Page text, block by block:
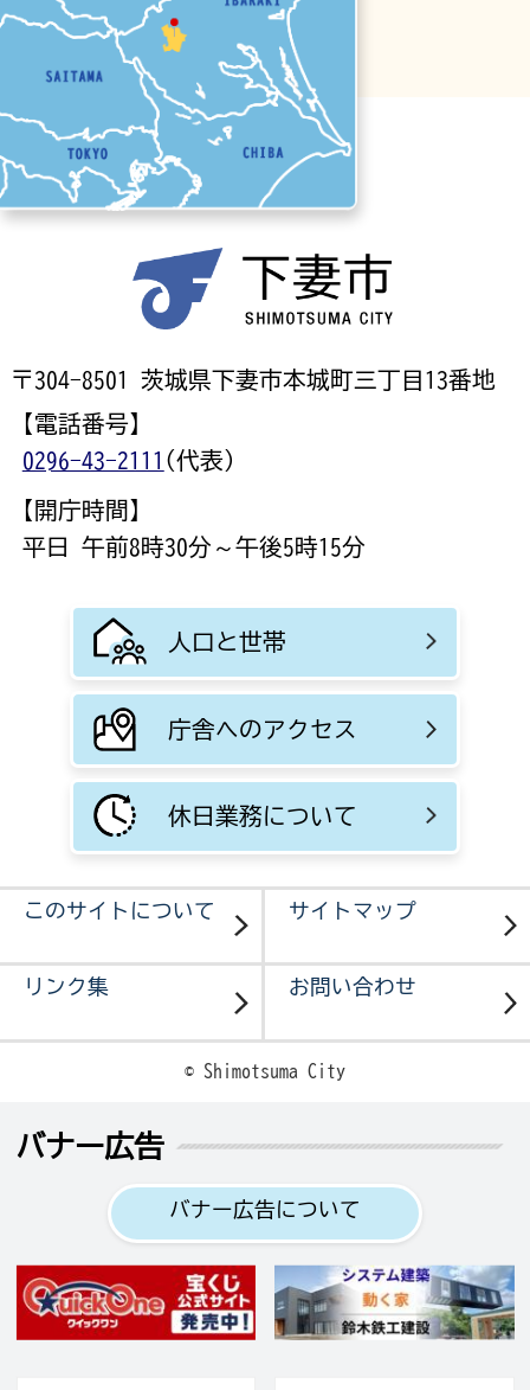
〒304-8501 茨城県下妻市本城町三丁目13番地
【電話番号】
0296-43-2111 (代表)
【開庁時間】
平日 午前8時30分～午後5時15分
人口と世帯
庁舎へのアクセス
休日業務について
このサイトについて サイトマップ
リンク集 お問い合わせ
© Shimotsuma City
バナー広告
バナー広告について